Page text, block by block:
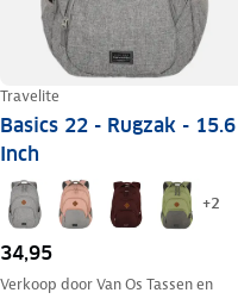
Travelite
Basics 22 - Rugzak - 15.6
Inch
+2
34,95
Verkoop doorVan Os Tassen en